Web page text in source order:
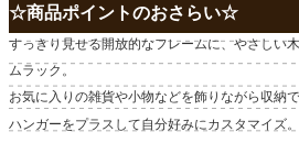
☆商品ポイントのおさらい☆
すっきり見せる開放的なフレームに、やさしい
ムラック。
お気に入りの雑貨や小物などを飾りながら収納
ハンガーをプラスして自分好みにカスタマイズ。